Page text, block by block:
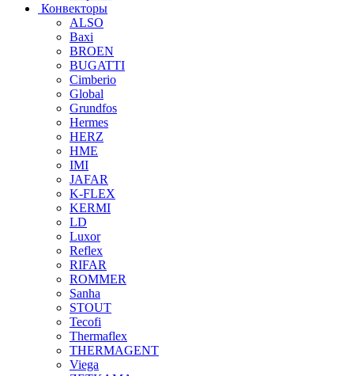
Конвекторы
ALSO
Baxi
BROEN
BUGATTI
Cimberio
Global
Grundfos
Hermes
HERZ
HME
IMI
JAFAR
K-FLEX
KERMI
LD
Luxor
Reflex
RIFAR
ROMMER
Sanha
STOUT
Tecofi
Thermaflex
THERMAGENT
Viega